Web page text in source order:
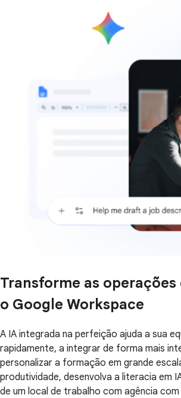
Transforme as operações
o Google Workspace
A IA integrada na perfeição ajuda a sua
rapidamente, a integrar de forma mais
personalizar a formação em grande
produtividade, desenvolva a literacia em
de um local de trabalho com agência